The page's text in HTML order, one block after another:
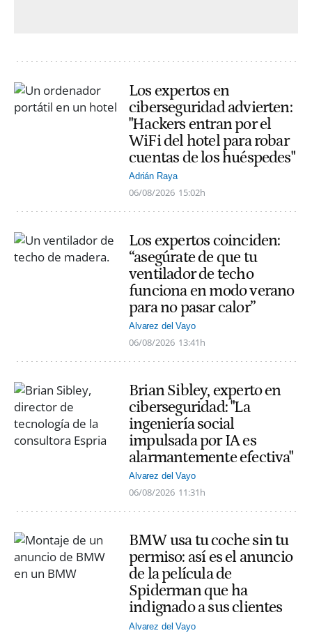
Los expertos en
ciberseguridad advierten:
"Hackers entran por el
WiFi del hotel para robar
cuentas de los huéspedes"
Adrián Raya
06/08/2026 15:02h
Los expertos coinciden:
“asegúrate de que tu
ventilador de techo
funciona en modo verano
para no pasar calor”
Alvarez del Vayo
06/08/2026 13:41h
Brian Sibley, experto en
ciberseguridad: "La
ingeniería social
impulsada por IA es
alarmantemente efectiva"
Alvarez del Vayo
06/08/2026 11:31h
BMW usa tu coche sin tu
permiso: así es el anuncio
de la película de
Spiderman que ha
indignado a sus clientes
Alvarez del Vayo